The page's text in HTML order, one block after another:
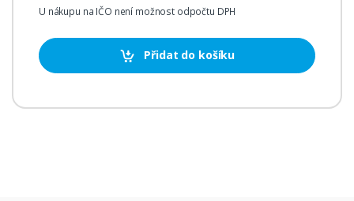
U nákupu na IČO není možnost odpočtu DPH
Přidat do košíku